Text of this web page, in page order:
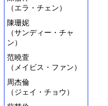
（エラ・チェン）
陳珊妮
（サンディー・チャ
ン）
范曉萱
（メイビス・ファン）
周杰倫
（ジェイ・チョウ）